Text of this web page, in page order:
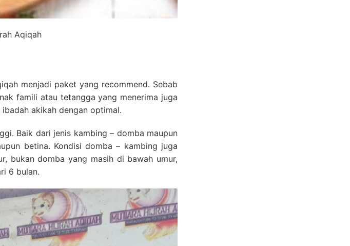
Aqiqah
menjadi paket yang recommend. Sebab
famili atau tetangga yang menerima juga
akikah dengan optimal.
Baik dari jenis kambing – domba maupun
betina. Kondisi domba – kambing juga
bukan domba yang masih di bawah umur,
6 bulan.